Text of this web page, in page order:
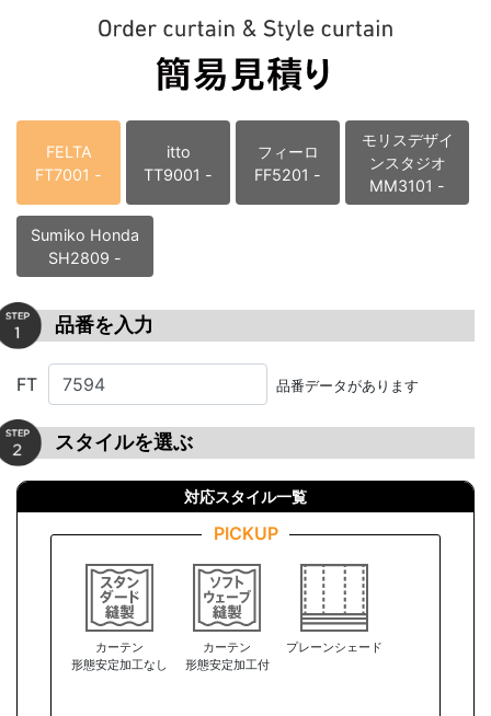
FELTA
FT7001 -
itto
TT9001 -
フィーロ
FF5201 -
モリスデザイ
ンスタジオ
MM3101 -
Sumiko Honda
SH2809 -
品番を入力
FT 品番データがあります
スタイルを選ぶ
対応スタイル一覧
PICKUP
カーテン
形態安定加工なし
カーテン
形態安定加工付
プレーンシェード